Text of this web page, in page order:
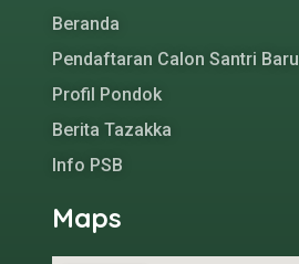
Beranda
Pendaftaran Calon Santri Baru
Profil Pondok
Berita Tazakka
Info PSB
Maps